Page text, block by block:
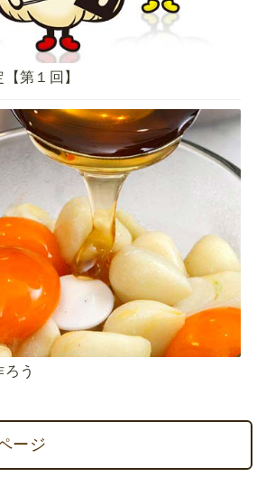
第１回】
う
ージ